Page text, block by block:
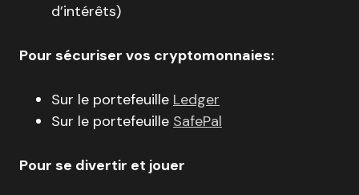
d’intérêts)
Pour sécuriser vos cryptomonnaies:
Sur le portefeuille Ledger
Sur le portefeuille SafePal
Pour se divertir et jouer